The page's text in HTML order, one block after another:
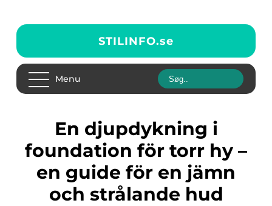
STILINFO.se
Menu
En djupdykning i
foundation för torr hy –
en guide för en jämn
och strålande hud